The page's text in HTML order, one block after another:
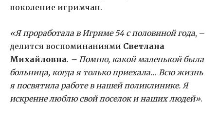
поколение игримчан.
«Я проработала в Игриме 54 с половиной года, –
делится воспоминаниями Светлана
Михайловна. – Помню, какой маленькой была
больница, когда я только приехала… Всю жизнь
я посвятила работе в нашей поликлинике. Я
искренне люблю свой поселок и наших людей».